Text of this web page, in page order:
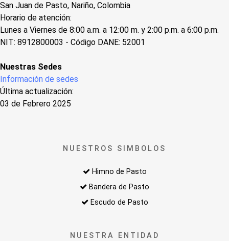
San Juan de Pasto, Nariño, Colombia
Horario de atención:
Lunes a Viernes de 8:00 a.m. a 12:00 m. y 2:00 p.m. a 6:00 p.m.
NIT: 8912800003 - Código DANE: 52001
Nuestras Sedes
Información de sedes
Última actualización:
03 de Febrero 2025
NUESTROS SIMBOLOS
Himno de Pasto
Bandera de Pasto
Escudo de Pasto
NUESTRA ENTIDAD